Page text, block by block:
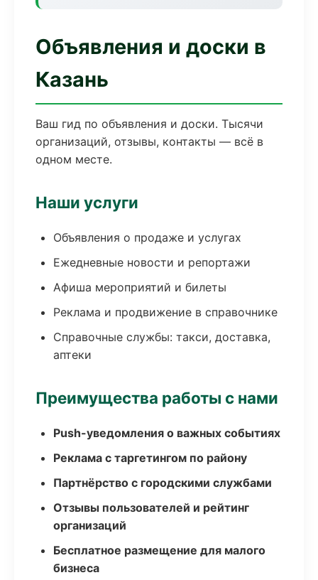
Объявления и доски в
Казань
Ваш гид по объявления и доски. Тысячи
организаций, отзывы, контакты — всё в
одном месте.
Наши услуги
Объявления о продаже и услугах
Ежедневные новости и репортажи
Афиша мероприятий и билеты
Реклама и продвижение в справочнике
Справочные службы: такси, доставка,
аптеки
Преимущества работы с нами
Push-уведомления о важных событиях
Реклама с таргетингом по району
Партнёрство с городскими службами
Отзывы пользователей и рейтинг
организаций
Бесплатное размещение для малого
бизнеса